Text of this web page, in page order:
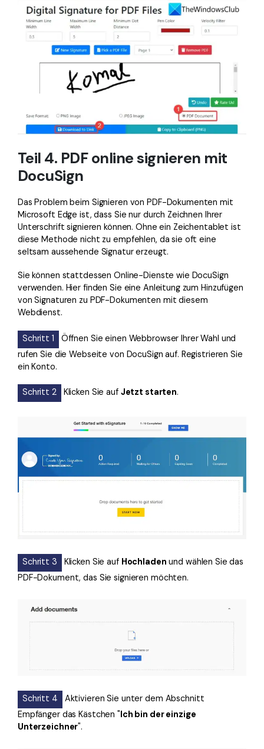
Teil 4. PDF online signieren mit
DocuSign
Das Problem beim Signieren von PDF-Dokumenten mit
Microsoft Edge ist, dass Sie nur durch Zeichnen Ihrer
Unterschrift signieren können. Ohne ein Zeichentablet ist
diese Methode nicht zu empfehlen, da sie oft eine
seltsam aussehende Signatur erzeugt.
Sie können stattdessen Online-Dienste wie DocuSign
verwenden. Hier finden Sie eine Anleitung zum Hinzufügen
von Signaturen zu PDF-Dokumenten mit diesem
Webdienst.
Schritt 1
Öffnen Sie einen Webbrowser Ihrer Wahl und
rufen Sie die Webseite von DocuSign auf. Registrieren Sie
ein Konto.
Schritt 2 Klicken Sie auf Jetzt starten.
Schritt 3 Klicken Sie auf Hochladen und wählen Sie das
PDF-Dokument, das Sie signieren möchten.
Schritt 4
Aktivieren Sie unter dem Abschnitt
Empfänger das Kästchen " Ich bin der einzige
Unterzeichner".